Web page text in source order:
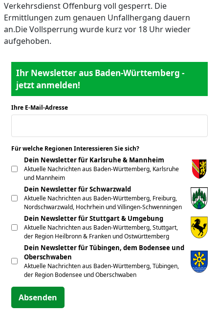
Verkehrsdienst Offenburg voll gesperrt. Die
Ermittlungen zum genauen Unfallhergang dauern
an.Die Vollsperrung wurde kurz vor 18 Uhr wieder
aufgehoben.
Ihr Newsletter aus Baden-Württemberg -
jetzt anmelden!
Ihre E-Mail-Adresse
Für welche Regionen Interessieren Sie sich?
Dein Newsletter für Karlsruhe & Mannheim
Aktuelle Nachrichten aus Baden-Württemberg, Karlsruhe
und Mannheim
Dein Newsletter für Schwarzwald
Aktuelle Nachrichten aus Baden-Württemberg, Freiburg,
Nordschwarzwald, Hochrhein und Villingen-Schwenningen
Dein Newsletter für Stuttgart & Umgebung
Aktuelle Nachrichten aus Baden-Württemberg, Stuttgart,
der Region Heilbronn & Franken und Ostwürttemberg
Dein Newsletter für Tübingen, dem Bodensee und
Oberschwaben
Aktuelle Nachrichten aus Baden-Württemberg, Tübingen,
der Region Bodensee und Oberschwaben
Absenden